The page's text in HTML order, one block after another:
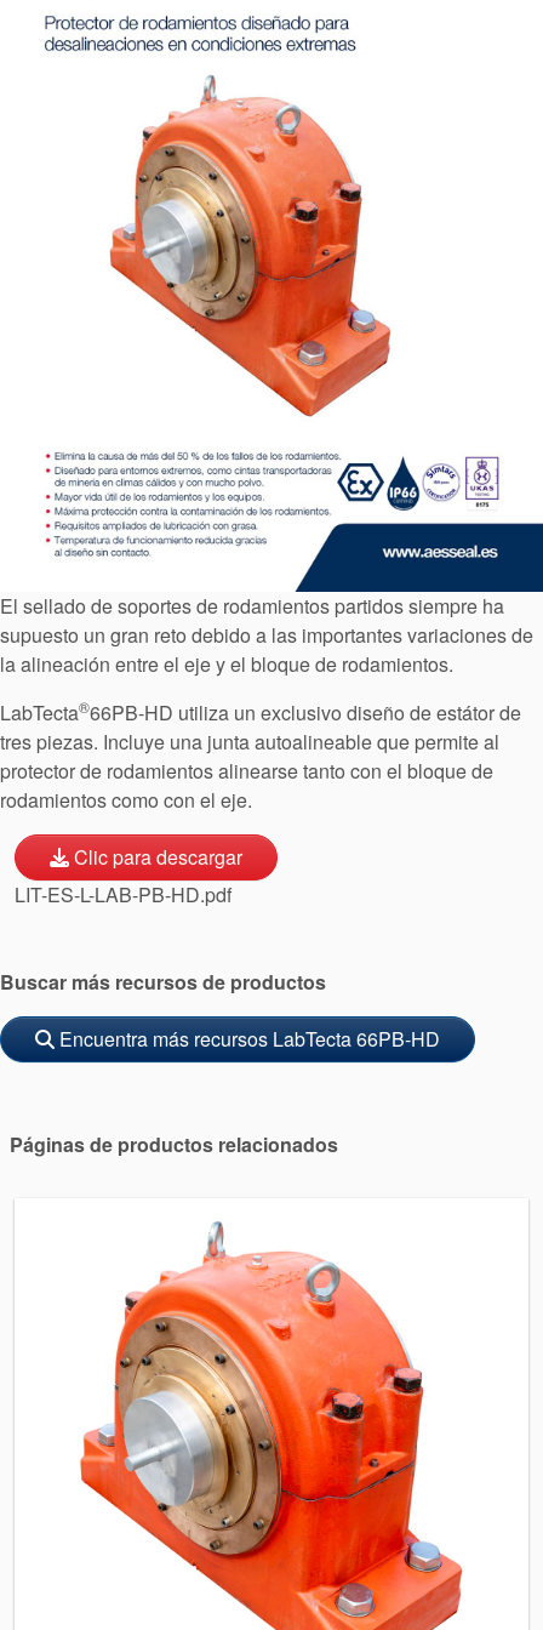
Certificaciones y
estándares
Portal-cliente
Localizaciones
Noticias
Sostenibilidad
Planos de tuberías API
Guías de la industria
Folletos de productos
Vídeo
El sellado de soportes de rodamientos partidos siempre ha
supuesto un gran reto debido a las importantes variaciones de
la alineación entre el eje y el bloque de rodamientos.
LabTecta®66PB-HD utiliza un exclusivo diseño de estátor de
tres piezas. Incluye una junta autoalineable que permite al
protector de rodamientos alinearse tanto con el bloque de
rodamientos como con el eje.
Clic para descargar
LIT-ES-L-LAB-PB-HD.pdf
Buscar más recursos de productos
Encuentra más recursos LabTecta 66PB-HD
Páginas de productos relacionados